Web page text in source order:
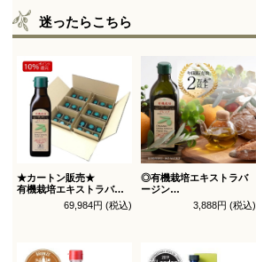
迷ったらこちら
★カートン販売★
有機栽培エキストラバー
オリーブオイル ブレンド
69,984円 (税込)
◎有機栽培エキストラバ
ージン
オリーブオイル ブレンド
3,888円 (税込)